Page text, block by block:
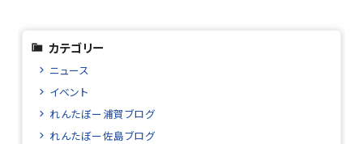
カテゴリー
ニュース
イベント
れんたぼー浦賀ブログ
れんたぼー佐島ブログ